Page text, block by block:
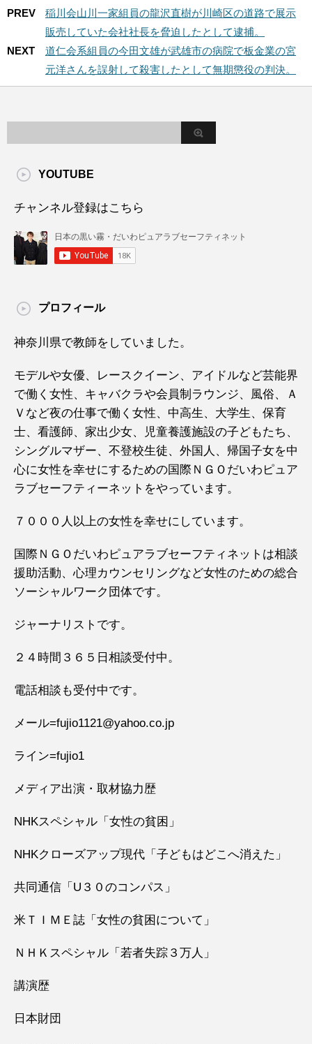
PREV
稲川会山川一家組員の龍沢直樹が川崎区の道路で展示
販売していた会社社長を脅迫したとして逮捕。
NEXT
道仁会系組員の今田文雄が武雄市の病院で板金業の宮
元洋さんを誤射して殺害したとして無期懲役の判決。
YOUTUBE
チャンネル登録はこちら
プロフィール
神奈川県で教師をしていました。
モデルや女優、レースクイーン、アイドルなど芸能界
で働く女性、キャバクラや会員制ラウンジ、風俗、Ａ
Ｖなど夜の仕事で働く女性、中高生、大学生、保育
士、看護師、家出少女、児童養護施設の子どもたち、
シングルマザー、不登校生徒、外国人、帰国子女を中
心に女性を幸せにするための国際ＮＧＯだいわピュア
ラブセーフティーネットをやっています。
７０００人以上の女性を幸せにしています。
国際ＮＧＯだいわピュアラブセーフティネットは相談
援助活動、心理カウンセリングなど女性のための総合
ソーシャルワーク団体です。
ジャーナリストです。
２４時間３６５日相談受付中。
電話相談も受付中です。
メール=fujio1121@yahoo.co.jp
ライン=fujio1
メディア出演・取材協力歴
NHKスペシャル「女性の貧困」
NHKクローズアップ現代「子どもはどこへ消えた」
共同通信「U３０のコンパス」
米ＴＩＭＥ誌「女性の貧困について」
ＮＨＫスペシャル「若者失踪３万人」
講演歴
日本財団